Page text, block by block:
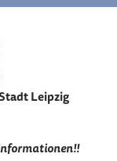
Leipzig